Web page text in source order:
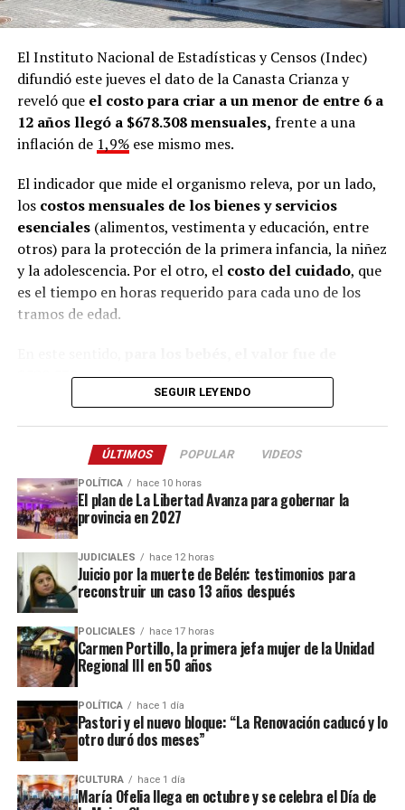
El Instituto Nacional de Estadísticas y Censos (Indec)
difundió este jueves el dato de la Canasta Crianza y
reveló que el costo para criar a un menor de entre 6 a
12 años llegó a $678.308 mensuales, frente a una
inflación de 1,9%ese mismo mes.
El indicador que mide el organismo releva, por un lado,
loscostos mensuales de los bienes y servicios
esenciales(alimentos, vestimenta y educación, entre
otros) para la protección de la primera infancia, la niñez
y la adolescencia. Por el otro, el costo del cuidado, que
es el tiempo en horas requerido para cada uno de los
tramos de edad.
$529.539, mientras que para los chicos deentre uno y
tres años fue de $630.926. En tanto, para el rango
totalizó $539.612.
Ese mismo mes, el costo mensual de bienes y servicios
fue el siguiente para cada grupo etario:menores de un
año: $173.468, deuno a tres años: $223.988
a cinco años: $285.275
Por su parte, el costo de cuidado para cara rango fue:
menores de un año: $356.071
, de uno a tres años:
$406.938, de cuatro a cinco años: $254.337 y de seis a 12
años: $324.423.
De acuerdo al
que sea utilizado por el Poder Judicial como referencia
en los litigios por cuota alimentaria.
Para el cálculo del costo de los bienes y servicios para el
desarrollo de los bebés, chicos, chicas y adolescentes se
SEGUIR LEYENDO
ÚLTIMOS POPULAR VIDEOS
POLÍTICA hace 10 horas
El plan de La Libertad Avanza para gobernar la
provincia en 2027
JUDICIALES hace 12 horas
Juicio por la muerte de Belén: testimonios para
reconstruir un caso 13 años después
POLICIALES hace 17 horas
Carmen Portillo, la primera jefa mujer de la Unidad
Regional III en 50 años
POLÍTICA hace 1 día
Pastori y el nuevo bloque: “La Renovación caducó y lo
otro duró dos meses”
CULTURA hace 1 día
María Ofelia llega en octubre y se celebra el Día de